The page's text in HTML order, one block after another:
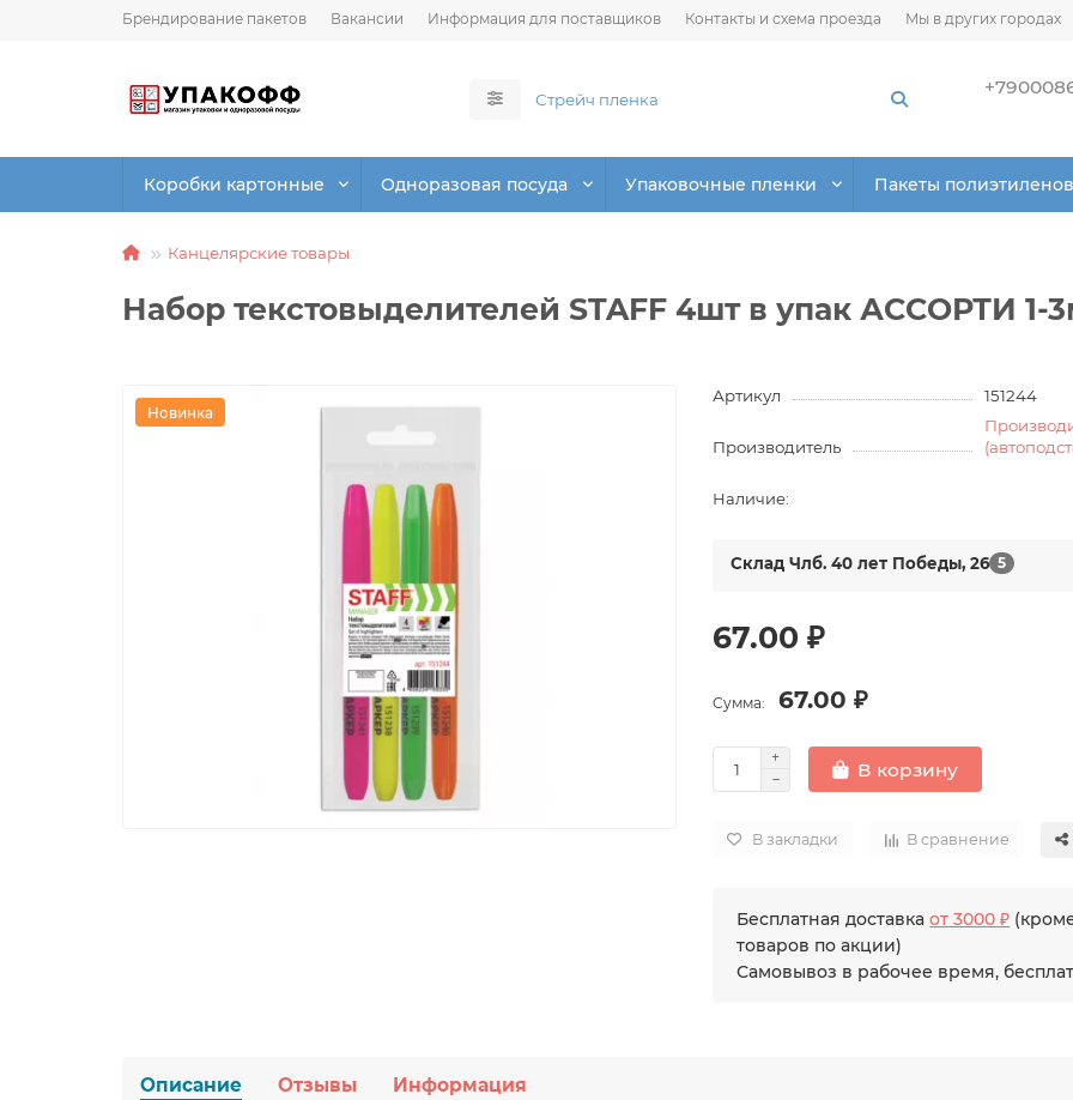
Брендирование пакетов Вакансии Информация для поставщиков Контакты и схема проезда Мы в других городах
Коробки картонные Одноразовая посуда Упаковочные пленки Пакеты
Канцелярские товары
Набор текстовыделителей STAFF 4шт в упак АССОРТИ 1-
Новинка
Артикул 151244
Производитель
Наличие:
Склад Члб. 40 лет Победы, 26 5
67.00 ₽
Сумма: 67.00 ₽
В корзину
В закладки В сравнение
Бесплатная доставкаот 3000 ₽
товаров по акции)
Самовывоз в рабочее время,
Описание Отзывы Информация